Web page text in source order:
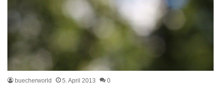
buecherworld 5. April 2013 0